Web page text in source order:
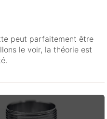
peut parfaitement être
le voir, la théorie est